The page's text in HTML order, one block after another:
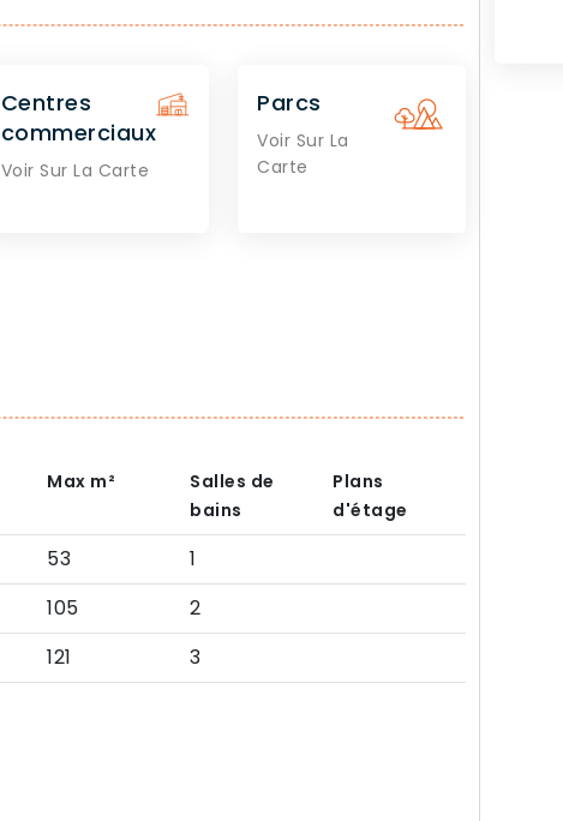
Centres
commerciaux
Voir Sur La Carte
Parcs
Voir Sur La
Carte
Max m²
Salles de
bains
Plans
d'étage
53
1
105
2
121 3